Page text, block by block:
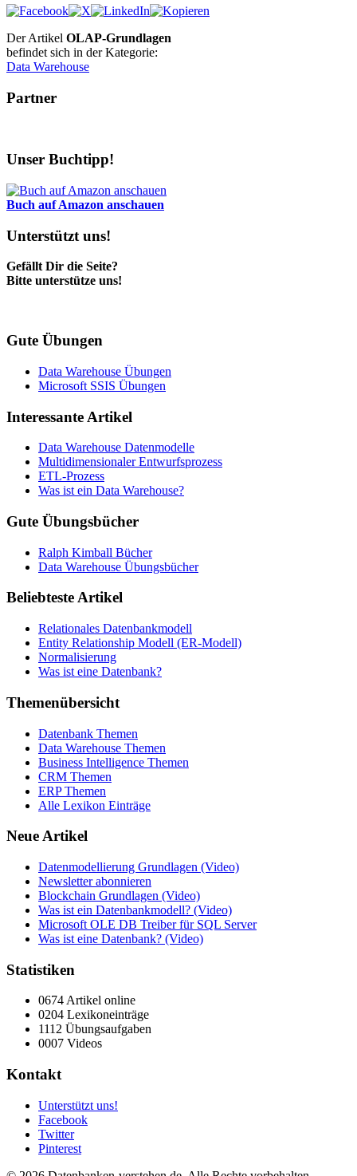
Der Artikel OLAP-Grundlagen
befindet sich in der Kategorie:
Data Warehouse
Partner
Unser Buchtipp!
Buch auf Amazon anschauen
Unterstützt uns!
Gefällt Dir die Seite?
Bitte unterstütze uns!
Gute Übungen
Data Warehouse Übungen
Microsoft SSIS Übungen
Interessante Artikel
Data Warehouse Datenmodelle
Multidimensionaler Entwurfsprozess
ETL-Prozess
Was ist ein Data Warehouse?
Gute Übungsbücher
Ralph Kimball Bücher
Data Warehouse Übungsbücher
Beliebteste Artikel
Relationales Datenbankmodell
Entity Relationship Modell (ER-Modell)
Normalisierung
Was ist eine Datenbank?
Themenübersicht
Datenbank Themen
Data Warehouse Themen
Business Intelligence Themen
CRM Themen
ERP Themen
Alle Lexikon Einträge
Neue Artikel
Datenmodellierung Grundlagen (Video)
Newsletter abonnieren
Blockchain Grundlagen (Video)
Was ist ein Datenbankmodell? (Video)
Microsoft OLE DB Treiber für SQL Server
Was ist eine Datenbank? (Video)
Statistiken
0674 Artikel online
0204 Lexikoneinträge
1112 Übungsaufgaben
0007 Videos
Kontakt
Unterstützt uns!
Facebook
Twitter
Pinterest